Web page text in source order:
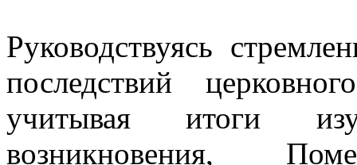
Руководствуясь
последствий
учитывая итоги
возникновения,